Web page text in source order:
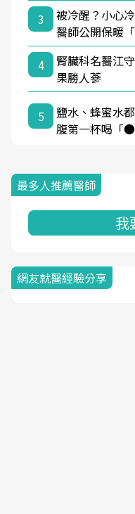
3
被冷醒？小心
醫師公開保暖
4
腎臟科名醫江
果勝人蔘
5
鹽水、蜂蜜水
腹第一杯喝「
最多人推薦醫師
我
網友就醫經驗分享